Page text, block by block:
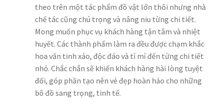
theo trên một tác phẩm đồ vật lớn thôi nhưng nhà
chế tác cũng chú trọng và nâng niu từng chi tiết.
Mong muốn phục vụ khách hàng tận tâm và nhiệt
huyết. Các thành phẩm làm ra đều được chạm khắc
hoa văn tinh xảo, độc đáo và tỉ mỉ đến từng chi tiết
nhỏ. Chắc chắn sẽ khiến khách hàng hài lòng tuyệt
đối, góp phần tạo nên vẻ đẹp hoàn hảo cho những
bô đồ sang trọng, tinh tế.